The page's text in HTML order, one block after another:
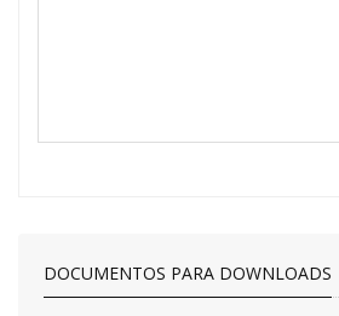
DOCUMENTOS PARA DOWNLOADS